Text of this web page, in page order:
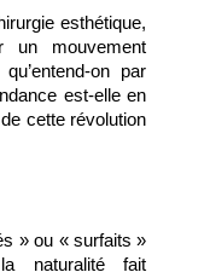
esthétique,
un mouvement
on par
est-elle en
cette révolution
» ou « surfaits »
naturalité fait